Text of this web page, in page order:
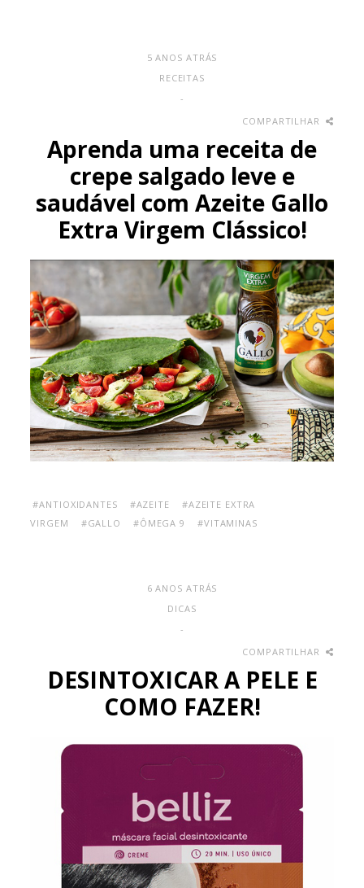
5 ANOS ATRÁS
RECEITAS
-
COMPARTILHAR
Aprenda uma receita de
crepe salgado leve e
saudável com Azeite Gallo
Extra Virgem Clássico!
#ANTIOXIDANTES #AZEITE
#AZEITE EXTRA
VIRGEM
#GALLO #ÔMEGA 9 #VITAMINAS
6 ANOS ATRÁS
DICAS
-
COMPARTILHAR
DESINTOXICAR A PELE E
COMO FAZER!